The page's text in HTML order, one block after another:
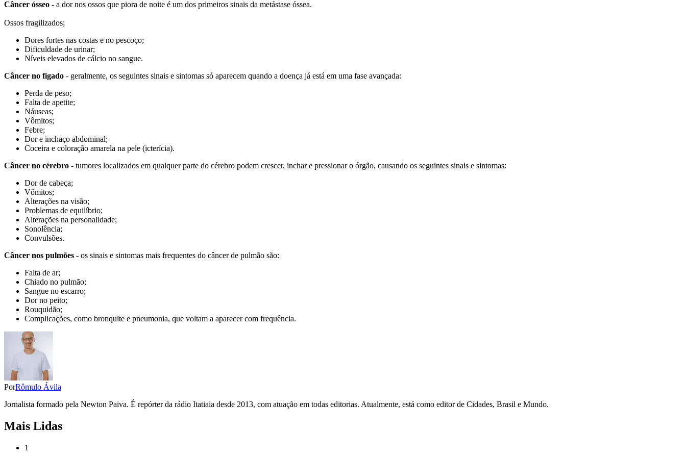
Câncer ósseo - a dor nos ossos que piora de noite é um dos primeiros sinais da metástase óssea.
Ossos fragilizados;
Dores fortes nas costas e no pescoço;
Dificuldade de urinar;
Níveis elevados de cálcio no sangue.
Câncer no fígado - geralmente, os seguintes sinais e sintomas só aparecem quando a doença já está em uma fase avançada:
Perda de peso;
Falta de apetite;
Náuseas;
Vômitos;
Febre;
Dor e inchaço abdominal;
Coceira e coloração amarela na pele (icterícia).
Câncer no cérebro - tumores localizados em qualquer parte do cérebro podem crescer, inchar e pressionar o órgão, causando os seguintes sinais e sintomas:
Dor de cabeça;
Vômitos;
Alterações na visão;
Problemas de equilíbrio;
Alterações na personalidade;
Sonolência;
Convulsões.
Câncer nos pulmões - os sinais e sintomas mais frequentes do câncer de pulmão são:
Falta de ar;
Chiado no pulmão;
Sangue no escarro;
Dor no peito;
Rouquidão;
Complicações, como bronquite e pneumonia, que voltam a aparecer com frequência.
PorRômulo Ávila
Jornalista formado pela Newton Paiva. É repórter da rádio Itatiaia desde 2013, com atuação em todas editorias. Atualmente, está como editor de Cidades, Brasil e Mundo.
Mais Lidas
1